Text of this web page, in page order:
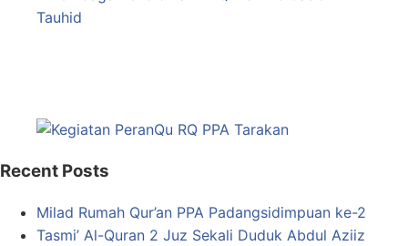
Recent Posts
Milad Rumah Qur’an PPA Padangsidimpuan ke-2
Tasmi’ Al-Quran 2 Juz Sekali Duduk Abdul Aziiz